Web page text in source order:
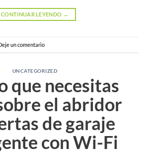
CONTINUAR LEYENDO →
un comentario
UNCATEGORIZED
que necesitas
el abridor
de garaje
con Wi-Fi